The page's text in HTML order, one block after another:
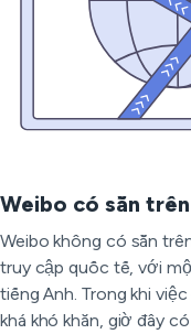
Weibo có sẵn
Weibo không có sẵn
truy cập quốc tế, với
tiếng Anh. Trong khi
khá khó khăn, giờ đây